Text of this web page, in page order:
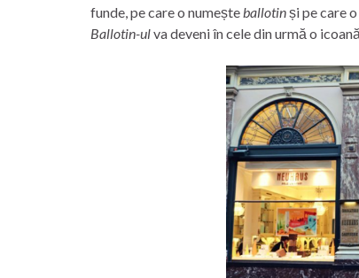
funde, pe care o numeșteballotinși pe care
Ballotin-ulva deveni în cele din urmă o